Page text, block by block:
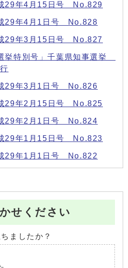
29年4月15日号 No.829
29年4月1日号 No.828
29年3月15日号 No.827
挙特別号」千葉県知事選挙
29年3月1日号 No.826
29年2月15日号 No.825
29年2月1日号 No.824
29年1月15日号 No.823
29年1月1日号 No.822
せください
ましたか？